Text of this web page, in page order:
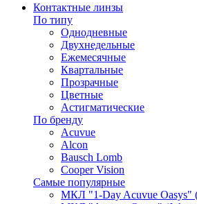
Контактные линзы
По типу
Однодневные
Двухнедельные
Ежемесячные
Квартальные
Прозрачные
Цветные
Астигматические
По бренду
Acuvue
Alcon
Bausch Lomb
Cooper Vision
Самые популярные
МКЛ "1-Day Acuvue Oasys"